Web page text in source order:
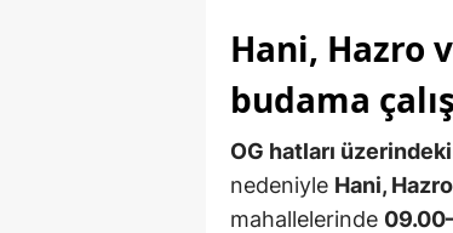
Hani, Hazro
budama
OG hatları
nedeniyle Hani, Hazro
mahallelerinde